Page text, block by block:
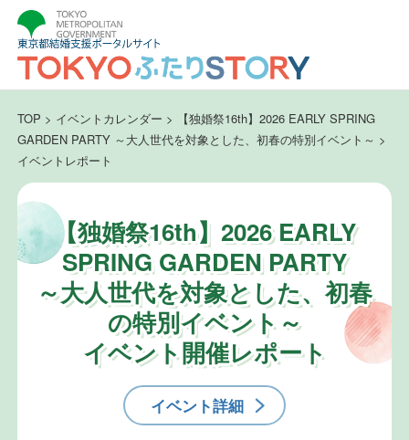
TOP > イベントカレンダー >
【独婚祭16th】2026 EARLY SPRING
GARDEN PARTY ～大人世代を対象とした、初春の特別イベント～ >
イベントレポート
【独婚祭16th】2026 EARLY
SPRING GARDEN PARTY
～大人世代を対象とした、初春
の特別イベント～
イベント開催レポート
イベント詳細